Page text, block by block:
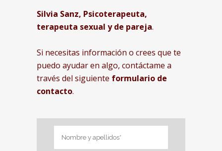
Silvia Sanz, Psicoterapeuta,
terapeuta sexual y de pareja.
Si necesitas información o crees que te
puedo ayudar en algo, contáctame a
través del siguiente formulario de
contacto.